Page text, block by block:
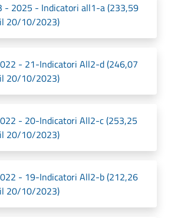
- 2025 - Indicatori all1-a (233,59
20/10/2023)
- 21-Indicatori All2-d (246,07
20/10/2023)
- 20-Indicatori All2-c (253,25
20/10/2023)
- 19-Indicatori All2-b (212,26
20/10/2023)